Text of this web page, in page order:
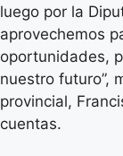
luego por la
aprovechemos
oportunidades,
nuestro futuro”,
provincial,
cuentas.